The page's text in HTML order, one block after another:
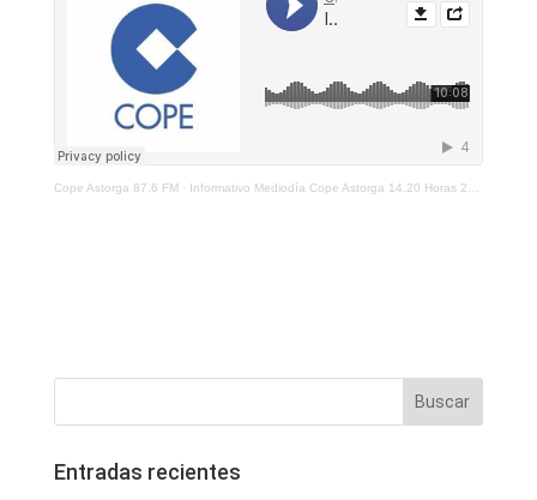
Cope Astorga 87.6 FM· Informativo Mediodía Cope Astorga 14.20 Horas 25 de Enero 2022
Entradas recientes